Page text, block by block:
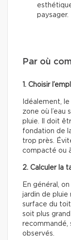
paysager.
Par où
1. Choisir
Idéalement,
zone où l’eau
pluie. Il doit
fondation de
trop près.
compacté ou
2. Calculer la
En général,
jardin de pluie
surface du toit
soit plus
recommandé,
observés.